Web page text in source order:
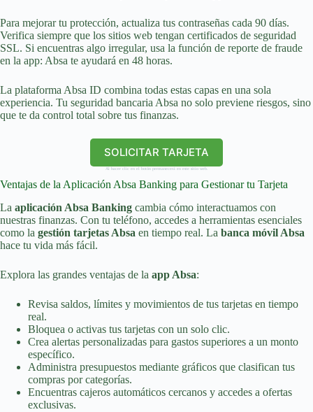
Para mejorar tu protección, actualiza tus contraseñas cada 90 días.
Verifica siempre que los sitios web tengan certificados de seguridad
SSL. Si encuentras algo irregular, usa la función de reporte de fraude
en la app: Absa te ayudará en 48 horas.
La plataforma Absa ID combina todas estas capas en una sola
experiencia. Tu seguridad bancaria Absa no solo previene riesgos, sino
que te da control total sobre tus finanzas.
SOLICITAR TARJETA
Al hacer clic en el botón permanecerá en este sitio web.
Ventajas de la Aplicación Absa Banking para Gestionar tu Tarjeta
La aplicación Absa Banking cambia cómo interactuamos con
nuestras finanzas. Con tu teléfono, accedes a herramientas esenciales
como la gestión tarjetas Absa en tiempo real. La banca móvil Absa
hace tu vida más fácil.
Explora las grandes ventajas de la app Absa:
Revisa saldos, límites y movimientos de tus tarjetas en tiempo
real.
Bloquea o activas tus tarjetas con un solo clic.
Crea alertas personalizadas para gastos superiores a un monto
específico.
Administra presupuestos mediante gráficos que clasifican tus
compras por categorías.
Encuentras cajeros automáticos cercanos y accedes a ofertas
exclusivas.